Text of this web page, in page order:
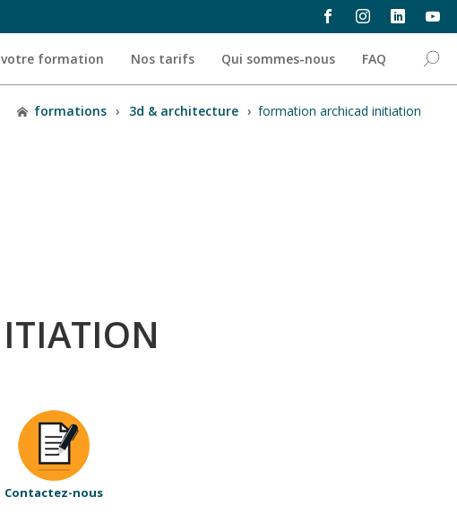
votre formation Nos tarifs Qui sommes-nous FAQ
formations › 3d & architecture › formation archicad initiation
Contactez-nous